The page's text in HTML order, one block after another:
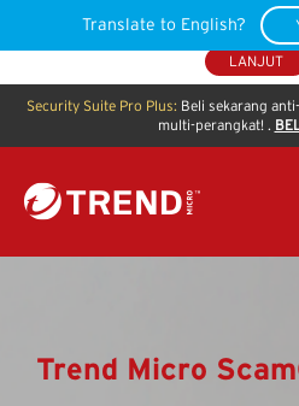
Translate to English?
Anda saat ini berada di Kota Columbus
Stateskami untuk melihat konten
LANJUT
Security Suite Pro Plus: Beli sekarang
multi-perangkat! .
Trend Micro